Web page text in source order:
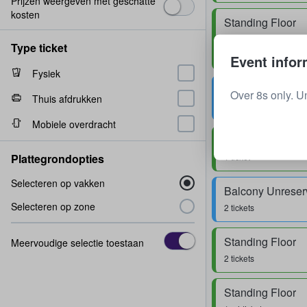
Standing Floor
1 - 4 tickets
2 tickets
Standing Floor
2 tickets
Standing Floor
kosten
Type ticket
Fysiek
Thuis afdrukken
Mobiele overdracht
Plattegrondopties
Selecteren op vakken
Selecteren op zone
Meervoudige selectie toestaan
Event
Over 8s only.